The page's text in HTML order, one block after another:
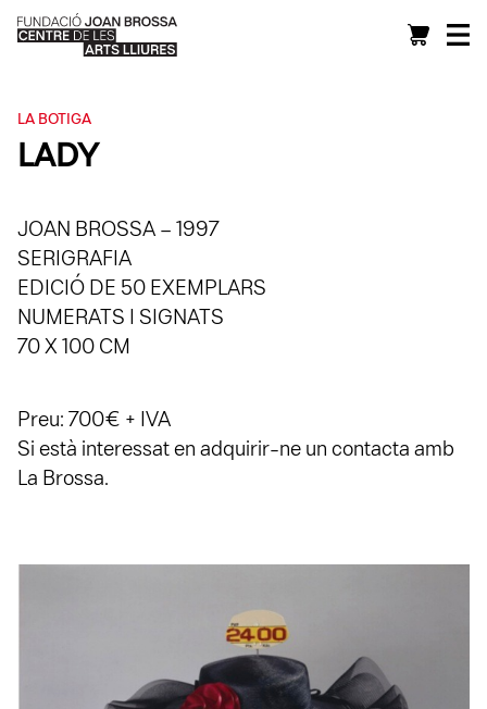
LA BOTIGA
LADY
JOAN BROSSA – 1997
SERIGRAFIA
EDICIÓ DE 50 EXEMPLARS
NUMERATS I SIGNATS
70 X 100 CM
Preu: 700€ + IVA
Si està interessat en adquirir-ne un contacta amb
La Brossa.